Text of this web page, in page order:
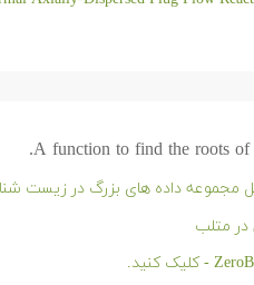
A function to find the roots of
مجموعه داده های بزرگ در زیست
در متلب